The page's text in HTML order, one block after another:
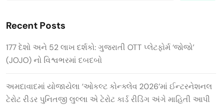
Recent Posts
177 દેશો અને 52 લાખ દર્શકો: ગુજરાતી OTT પ્લેટફોર્મ ‘જોજો’
(JOJO) નો વિશ્વભરમાં દબદબો
અમદાવાદમાં યોજાયેલા ‘ઓકલ્ટ કોન્ક્લેવ 2026’માં ઈન્ટરનેશનલ
ટેરોટ રીડર પુનિતજી લુલ્લા એ ટેરોટ કાર્ડ રીડિંગ અંગે માહિતી આપી